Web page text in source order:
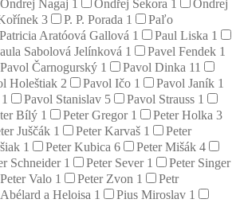
Ondrej Nagaj 1 Ondřej Sekora 1
Ondrej
3 P. P. Porada 1
Paľo
Patricia Aratóová Gallová 1 Paul Liska 1
Sabolová Jelínková 1 Pavel Fendek 1
Pavol Čarnogurský 1 Pavol Dinka 11
Holeštiak 2 Pavol Ičo 1 Pavol Janík 1
1 Pavol Stanislav 5 Pavol Strauss 1
Bílý 1 Peter Gregor 1 Peter Holka 3
Juščák 1 Peter Karvaš 1
Peter
1 Peter Kubica 6 Peter Mišák 4
Schneider 1 Peter Sever 1
Peter Singer
Peter Valo 1 Peter Zvon 1
Petr
a Heloisa 1 Pius Miroslav 1